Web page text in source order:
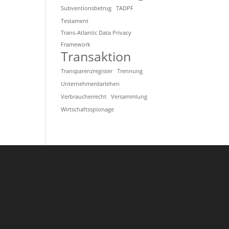
Subventionsbetrug
TADPF
Testament
Trans-Atlantic Data Privacy
Framework
Transaktion
Transparenzregister
Trennung
Unternehmerdarlehen
Verbraucherrecht
Versammlung
Wirtschaftsspionage